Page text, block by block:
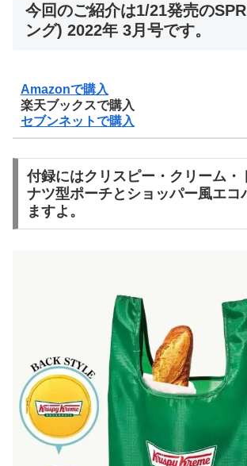
今回のご紹介は1/21発売の
ング) 2022年 3月号です。
Amazonで購入
楽天ブックスで購入
セブンネットで購入
付録にはクリスピー・クリーム・
ナツ型ポーチとショッパー風エコ
ますよ。